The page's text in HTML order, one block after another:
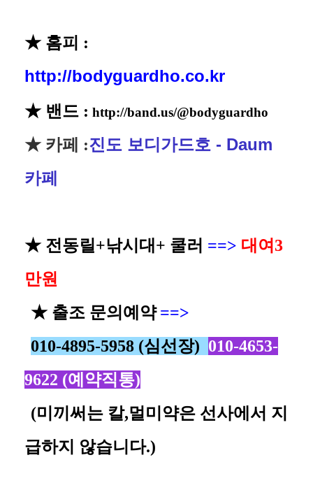
★ 홈피 :
http://bodyguardho.co.kr
★ 밴드 : http://band.us/@bodyguardho
★ 카페 :진도 보디가드호 - Daum
카페
★ 전동릴+낚시대+ 쿨러 ==> 대여3
만원
★ 출조 문의예약 ==>
010-4895-5958 (심선장) 010-4653-
9622 (예약직통)
(미끼써는 칼,멀미약은 선사에서 지
급하지 않습니다.)